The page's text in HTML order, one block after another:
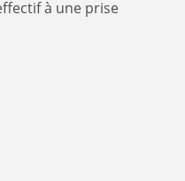
à une prise